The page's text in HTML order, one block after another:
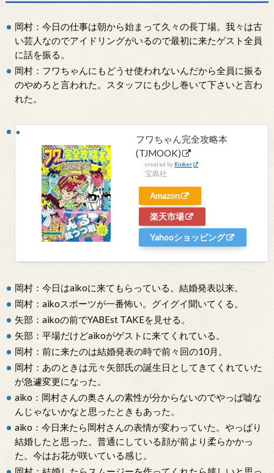
岡村：今日の仕事は朝から始まって久々の長丁場。我々は古
い芸人なのでアイドリングがいるので最初に来たゲスト全員
に話を振る。
岡村：フワちゃんにもどうせ使われないんだから全員に振る
のやめろと言われた。スタッフにも少し巻いて下さいと言わ
れた。
フワちゃん完全攻略本
(TJMOOK)
created by Rinker
宝島社
Amazon
楽天市場
Yahooショッピング
岡村：今日はaikoに来てもらっている。結婚発表以来。
岡村：aikoスポーツが一番怖い。グイグイ聞いてくる。
矢部：aikoの前でYABEst TAKEを見せる。
矢部：平場だけどaikoがゲストに来てくれている。
岡村：前に来たのは結婚発表の時で前々回の10月。
岡村：あのときは元々矢部氏の誕生日としてきてくれていた
が急遽変更になった。
aiko：岡村さんの奥さんの素性が分からないのでやっぱ嘘な
んじゃないかなと思ったときもあった。
aiko：今日来たら岡村さんの表情が変わっていた。やっぱり
結婚したと思った。普通にしている顔が前より柔らかかっ
た。今はお花が咲いている感じ。